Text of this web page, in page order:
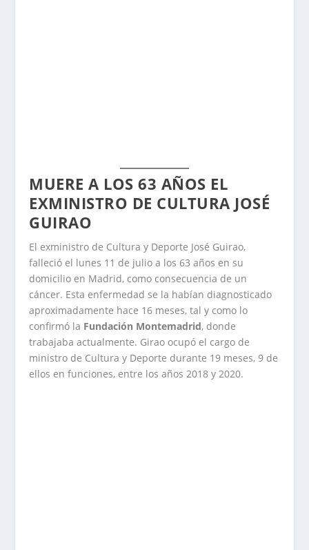
MUERE A LOS 63 AÑOS EL
EXMINISTRO DE CULTURA JOSÉ
GUIRAO
El exministro de Cultura y Deporte José Guirao,
falleció el lunes 11 de julio a los 63 años en su
domicilio en Madrid, como consecuencia de un
cáncer. Esta enfermedad se la habían diagnosticado
aproximadamente hace 16 meses, tal y como lo
confirmó la Fundación Montemadrid, donde
trabajaba actualmente. Girao ocupó el cargo de
ministro de Cultura y Deporte durante 19 meses, 9 de
ellos en funciones, entre los años 2018 y 2020.